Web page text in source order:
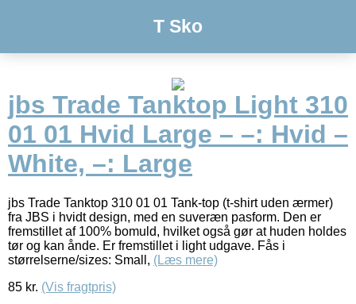
T Sko
jbs Trade Tanktop Light 310
01 01 Hvid Large – –: Hvid –
White, –: Large
jbs Trade Tanktop 310 01 01 Tank-top (t-shirt uden ærmer)
fra JBS i hvidt design, med en suveræn pasform. Den er
fremstillet af 100% bomuld, hvilket også gør at huden holdes
tør og kan ånde. Er fremstillet i light udgave. Fås i
størrelserne/sizes: Small, (Læs mere)
85 kr. (Vis fragtpris)